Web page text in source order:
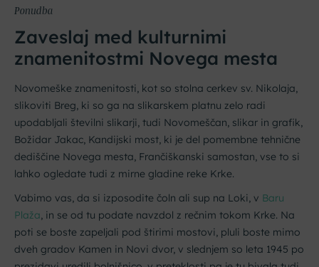
Ponudba
Zaveslaj med kulturnimi
znamenitostmi Novega mesta
Novomeške znamenitosti, kot so stolna cerkev sv. Nikolaja,
slikoviti Breg, ki so ga na slikarskem platnu zelo radi
upodabljali številni slikarji, tudi Novomeščan, slikar in grafik,
Božidar Jakac, Kandijski most, ki je del pomembne tehnične
dediščine Novega mesta, Frančiškanski samostan, vse to si
lahko ogledate tudi z mirne gladine reke Krke.
Vabimo vas, da si izposodite čoln ali sup na Loki, v Baru
Plaža, in se od tu podate navzdol z rečnim tokom Krke. Na
poti se boste zapeljali pod štirimi mostovi, pluli boste mimo
dveh gradov Kamen in Novi dvor, v slednjem so leta 1945 po